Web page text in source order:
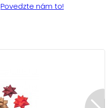
Povedzte nám to!